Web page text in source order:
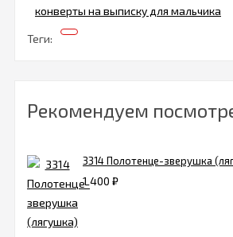
конверты на выписку для мальчика
Теги:
Рекомендуем
3314 Полотенце-зверушка
1 400 ₽